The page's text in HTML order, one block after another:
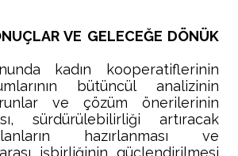
VE GELECEĞE DÖNÜK
kadın kooperatiflerinin
bütüncül analizinin
ve çözüm önerilerinin
sürdürülebilirliği artıracak
hazırlanması ve
işbirliğinin güçlendirilmesi